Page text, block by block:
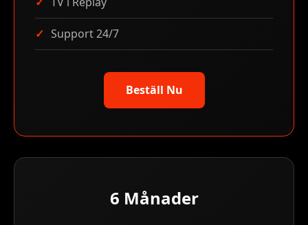
Support 24/7
Beställ Nu
6 Månader